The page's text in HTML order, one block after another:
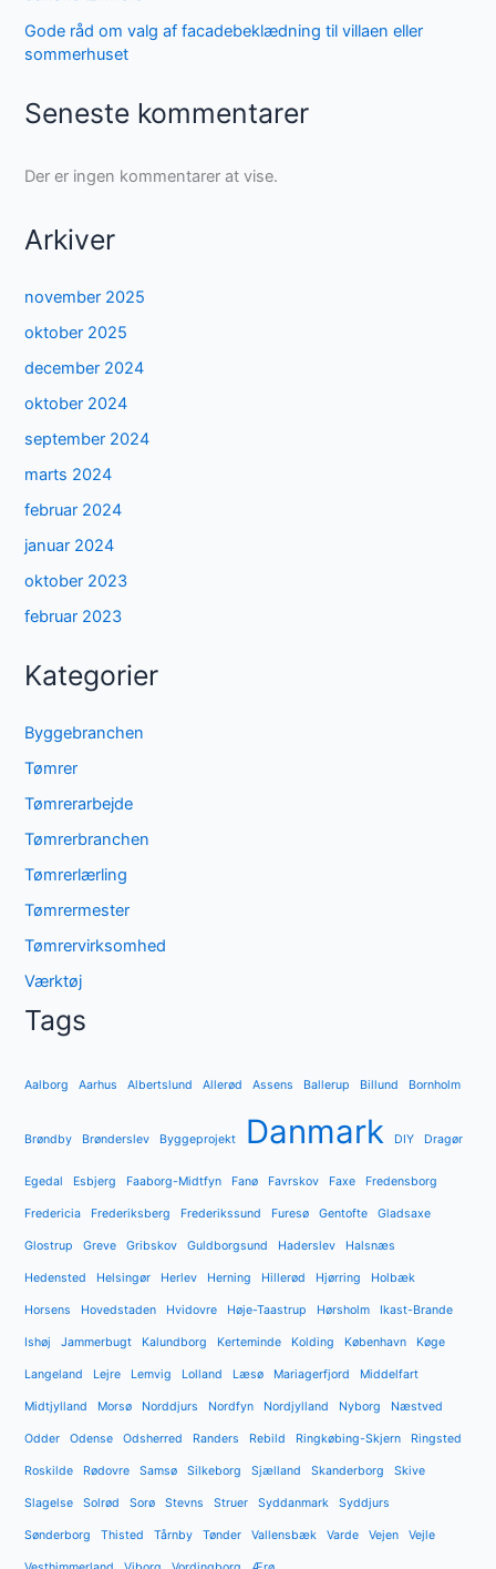
Gode råd om valg af facadebeklædning til villaen eller
sommerhuset
Seneste kommentarer
Der er ingen kommentarer at vise.
Arkiver
november 2025
oktober 2025
december 2024
oktober 2024
september 2024
marts 2024
februar 2024
januar 2024
oktober 2023
februar 2023
Kategorier
Byggebranchen
Tømrer
Tømrerarbejde
Tømrerbranchen
Tømrerlærling
Tømrermester
Tømrervirksomhed
Værktøj
Tags
Aalborg Aarhus Albertslund Allerød Assens Ballerup Billund Bornholm
Brøndby Brønderslev Byggeprojekt Danmark DIY Dragør
Egedal Esbjerg Faaborg-Midtfyn Fanø Favrskov Faxe Fredensborg
Fredericia Frederiksberg Frederikssund Furesø Gentofte Gladsaxe
Glostrup Greve Gribskov Guldborgsund Haderslev Halsnæs
Hedensted Helsingør Herlev Herning Hillerød Hjørring Holbæk
Horsens Hovedstaden Hvidovre Høje-Taastrup Hørsholm Ikast-Brande
Ishøj Jammerbugt Kalundborg Kerteminde Kolding København Køge
Langeland Lejre Lemvig Lolland Læsø Mariagerfjord Middelfart
Midtjylland Morsø Norddjurs Nordfyn Nordjylland Nyborg Næstved
Odder Odense Odsherred Randers Rebild Ringkøbing-Skjern Ringsted
Roskilde Rødovre Samsø Silkeborg Sjælland Skanderborg Skive
Slagelse Solrød Sorø Stevns Struer Syddanmark Syddjurs
Sønderborg Thisted Tårnby Tønder Vallensbæk Varde Vejen Vejle